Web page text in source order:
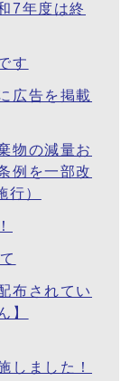
7年度は終
す
広告を掲載
物の減量お
例を一部改
）
布されてい
】
しました！